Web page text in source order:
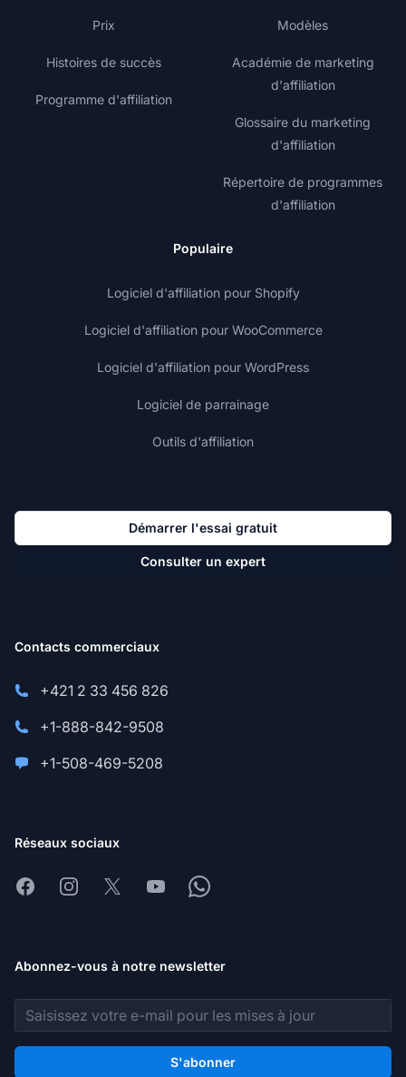
Prix
Histoires de succès
Programme d'affiliation
Modèles
Académie de marketing
d'affiliation
Glossaire du marketing
d'affiliation
Répertoire de programmes
d'affiliation
Populaire
Logiciel d'affiliation pour Shopify
Logiciel d'affiliation pour WooCommerce
Logiciel d'affiliation pour WordPress
Logiciel de parrainage
Outils d'affiliation
Démarrer l'essai gratuit
Consulter un expert
Contacts commerciaux
+421 2 33 456 826
+1-888-842-9508
+1-508-469-5208
Réseaux sociaux
FacebookInstagram
X YoutubeWhatsapp
Abonnez-vous à notre newsletter
Adresse e-mail
S'abonner